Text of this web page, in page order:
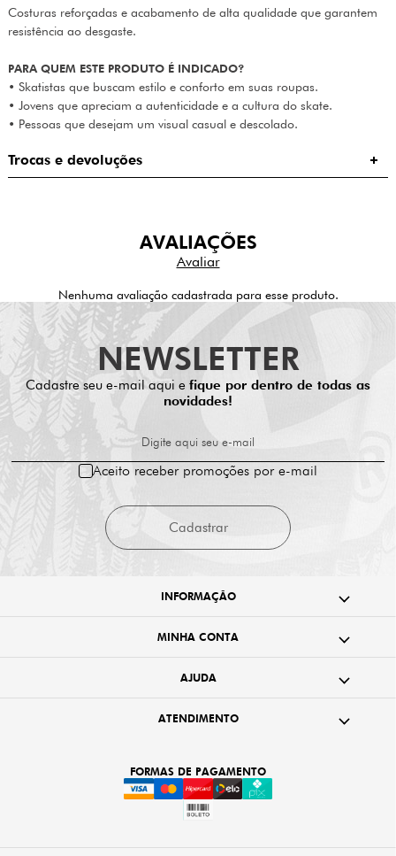
Costuras reforçadas e acabamento de alta qualidade que garantem
resistência ao desgaste.
PARA QUEM ESTE PRODUTO É INDICADO?
• Skatistas que buscam estilo e conforto em suas roupas.
• Jovens que apreciam a autenticidade e a cultura do skate.
• Pessoas que desejam um visual casual e descolado.
Trocas e devoluções
AVALIAÇÕES
Nenhuma avaliação cadastrada para esse produto.
NEWSLETTER
Cadastre seu e-mail aqui e fique por dentro de todas as
novidades!
Digite aqui seu e-mail
Cadastrar
Aceito receber promoções por e-mail
INFORMAÇÃO
MINHA CONTA
AJUDA
ATENDIMENTO
FORMAS DE PAGAMENTO